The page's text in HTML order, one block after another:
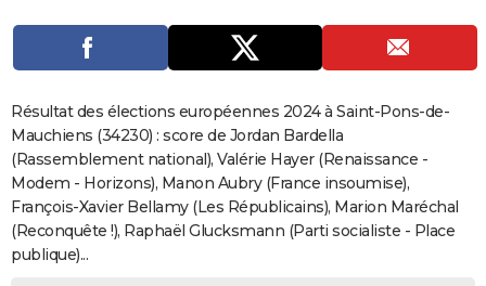
Se connecter
Entreprises
Service militaire
Avis de recherche
AVIS DE DÉCÈS
FORUM
Bricolage
Lifestyle
Culture
Sport
Auto
Television
Voyage
Cinema
Résultat des élections européennes 2024 à Saint-Pons-de-
Mauchiens (34230) : score de Jordan Bardella
(Rassemblement national), Valérie Hayer (Renaissance -
Modem - Horizons), Manon Aubry (France insoumise),
François-Xavier Bellamy (Les Républicains), Marion Maréchal
(Reconquête !), Raphaël Glucksmann (Parti socialiste - Place
publique)...